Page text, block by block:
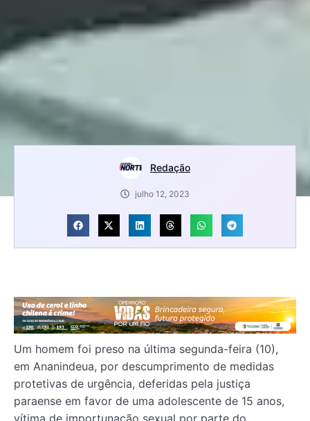
Redação
julho 12, 2023
Um homem foi preso na última segunda-feira (10),
em Ananindeua, por descumprimento de medidas
protetivas de urgência, deferidas pela justiça
paraense em favor de uma adolescente de 15 anos,
vítima de importunação sexual por parte do